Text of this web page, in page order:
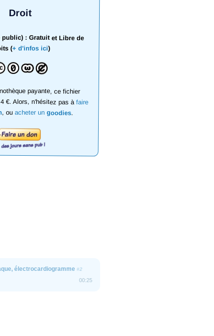
Droit
public) : Gratuit et Libre de
(+ d'infos ici)
payante, ce fichier
€. Alors, n'hésitez pas àfaire
, ouacheter ungoodies.
électrocardiogramme#2
00:25